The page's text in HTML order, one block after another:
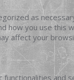
as
how you use this
affect your
and